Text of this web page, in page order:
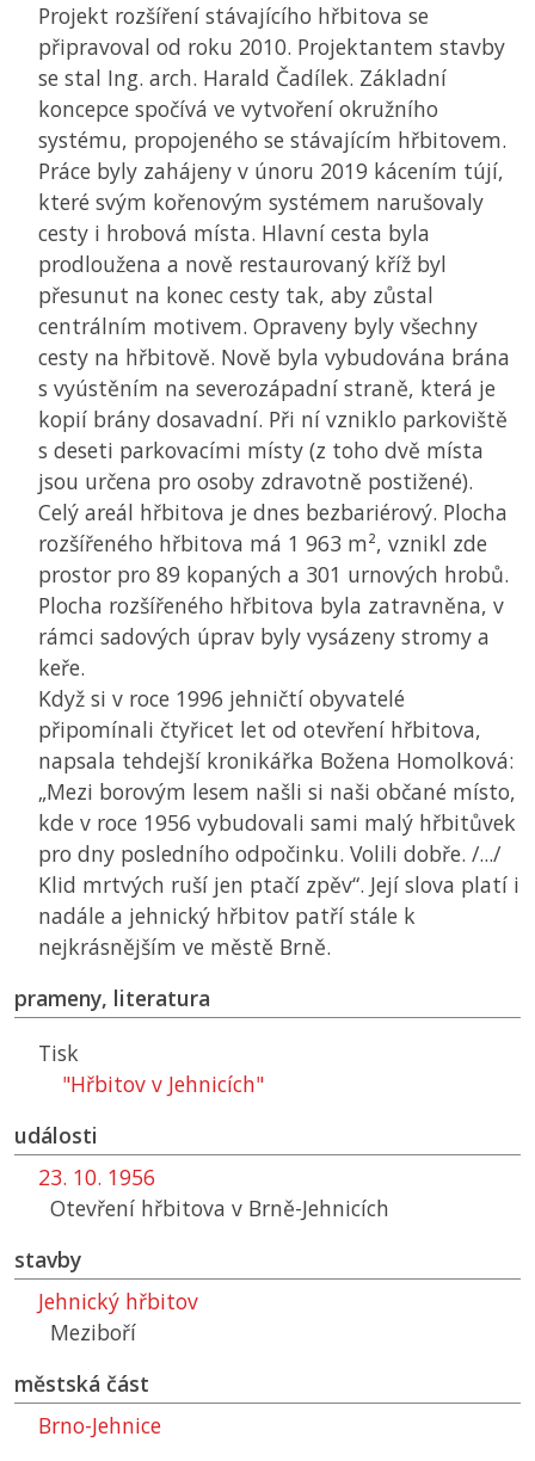
Projekt rozšíření stávajícího hřbitova se
připravoval od roku 2010. Projektantem stavby
se stal Ing. arch. Harald Čadílek. Základní
koncepce spočívá ve vytvoření okružního
systému, propojeného se stávajícím hřbitovem.
Práce byly zahájeny v únoru 2019 kácením tújí,
které svým kořenovým systémem narušovaly
cesty i hrobová místa. Hlavní cesta byla
prodloužena a nově restaurovaný kříž byl
přesunut na konec cesty tak, aby zůstal
centrálním motivem. Opraveny byly všechny
cesty na hřbitově. Nově byla vybudována brána
s vyústěním na severozápadní straně, která je
kopií brány dosavadní. Při ní vzniklo parkoviště
s deseti parkovacími místy (z toho dvě místa
jsou určena pro osoby zdravotně postižené).
Celý areál hřbitova je dnes bezbariérový. Plocha
rozšířeného hřbitova má 1 963 m², vznikl zde
prostor pro 89 kopaných a 301 urnových hrobů.
Plocha rozšířeného hřbitova byla zatravněna, v
rámci sadových úprav byly vysázeny stromy a
keře.
Když si v roce 1996 jehničtí obyvatelé
připomínali čtyřicet let od otevření hřbitova,
napsala tehdejší kronikářka Božena Homolková:
„Mezi borovým lesem našli si naši občané místo,
kde v roce 1956 vybudovali sami malý hřbitůvek
pro dny posledního odpočinku. Volili dobře. /.../
Klid mrtvých ruší jen ptačí zpěv“. Její slova platí i
nadále a jehnický hřbitov patří stále k
nejkrásnějším ve městě Brně.
prameny, literatura
Tisk
"Hřbitov v Jehnicích"
události
23. 10. 1956
Otevření hřbitova v Brně-Jehnicích
stavby
Jehnický hřbitov
Meziboří
městská část
Brno-Jehnice